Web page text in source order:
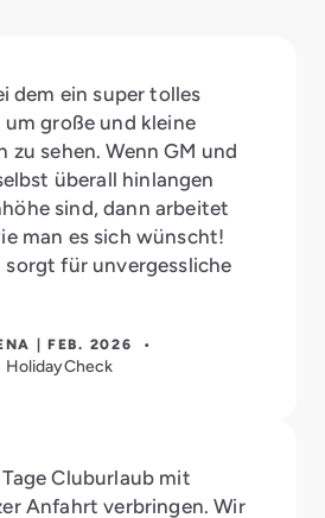
dem ein super tolles
große und kleine
zu sehen. Wenn GM und
überall hinlangen
sind, dann arbeitet
man es sich wünscht!
sorgt für unvergessliche
| FEB. 2026 •
HolidayCheck
Cluburlaub mit
Anfahrt verbringen. Wir